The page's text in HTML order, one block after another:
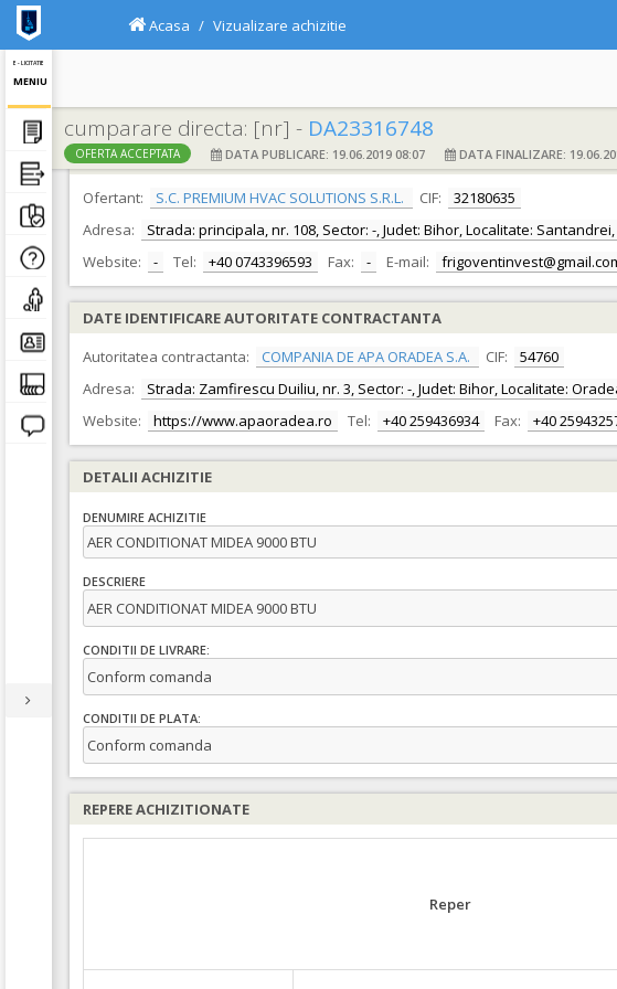
E - LICITATIE
MENIU
Acasa Vizualizare achizitie
cumparare directa: [nr] - DA23316748
OFERTA ACCEPTATA DATA PUBLICARE: 19.06.2019 08:07 DATA FINALIZARE:
DATE IDENTIFICARE OFERTANT
Ofertant:
S.C. PREMIUM HVAC SOLUTIONS S.R.L. CIF:
32180635
Adresa:
Strada: principala, nr. 108, Sector: -, Judet: Bihor, Localitate:
Website:
- Tel: +40 0743396593 Fax: - E-mail:
DATE IDENTIFICARE AUTORITATE CONTRACTANTA
Autoritatea contractanta:
COMPANIA DE APA ORADEA S.A. CIF:
54760
Adresa:
Strada: Zamfirescu Duiliu, nr. 3, Sector: -, Judet: Bihor, Localitate:
Website:
https://www.apaoradea.ro Tel: +40 259436934 Fax: +40
DETALII ACHIZITIE
DENUMIRE ACHIZITIE
AER CONDITIONAT MIDEA 9000 BTU
DESCRIERE
AER CONDITIONAT MIDEA 9000 BTU
CONDITII DE LIVRARE:
Conform comanda
CONDITII DE PLATA:
Conform comanda
REPERE ACHIZITIONATE
Reper